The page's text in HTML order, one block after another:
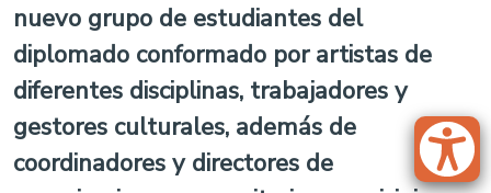
nuevo grupo de estudiantes del
diplomado conformado por artistas de
diferentes disciplinas, trabajadores y
gestores culturales, además de
coordinadores y directores de